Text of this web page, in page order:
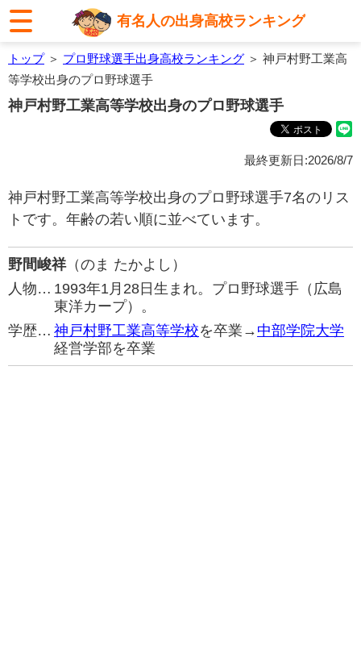
有名人の出身高校ランキング
トップ＞ プロ野球選手出身高校ランキング ＞ 神戸村野工業高
等学校出身のプロ野球選手
神戸村野工業高等学校出身のプロ野球選手
最終更新日:2026/8/7
神戸村野工業高等学校出身のプロ野球選手7名のリス
トです。年齢の若い順に並べています。
野間峻祥（のま たかよし）
人物… 1993年1月28日生まれ。プロ野球選手（広島
東洋カープ）。
学歴… 神戸村野工業高等学校を卒業→ 中部学院大学
経営学部を卒業